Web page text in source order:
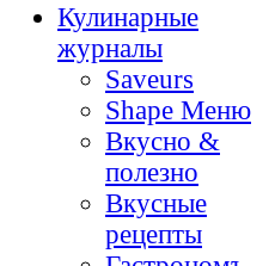
Кулинарные
журналы
Saveurs
Shape Меню
Вкусно &
полезно
Вкусные
рецепты